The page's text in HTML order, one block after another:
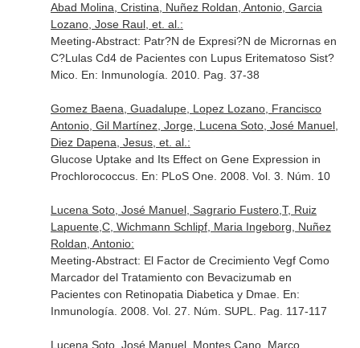
Abad Molina, Cristina, Nuñez Roldan, Antonio, Garcia
Lozano, Jose Raul, et. al.:
Meeting-Abstract: Patr?N de Expresi?N de Micrornas en
C?Lulas Cd4 de Pacientes con Lupus Eritematoso Sist?
Mico. En: Inmunología . 2010. Pag. 37-38
Gomez Baena, Guadalupe, Lopez Lozano, Francisco
Antonio, Gil Martínez, Jorge, Lucena Soto, José Manuel,
Diez Dapena, Jesus, et. al.:
Glucose Uptake and Its Effect on Gene Expression in
Prochlorococcus. En: PLoS One. 2008. Vol. 3. Núm. 10
Lucena Soto, José Manuel, Sagrario Fustero,T, Ruiz
Lapuente,C, Wichmann Schlipf, Maria Ingeborg, Nuñez
Roldan, Antonio:
Meeting-Abstract: El Factor de Crecimiento Vegf Como
Marcador del Tratamiento con Bevacizumab en
Pacientes con Retinopatia Diabetica y Dmae. En:
Inmunología . 2008. Vol. 27. Núm. SUPL. Pag. 117-117
Lucena Soto, José Manuel, Montes Cano, Marco